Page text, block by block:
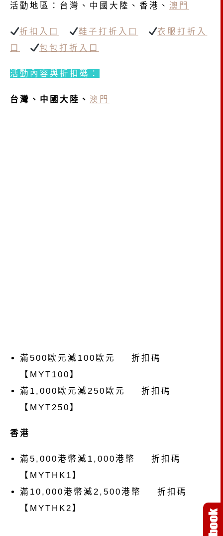
活動地區：台灣、中國大陸、香港、 澳門
折扣入口 鞋子打折入口
衣服打折入
口
包包打折入口
活動內容與折扣碼：
台灣、中國大陸、 澳門
滿500歐元減100歐元 折扣碼
【MYT100】
滿1,000歐元減250歐元 折扣碼
【MYT250】
香港
滿5,000港幣減1,000港幣 折扣碼
【MYTHK1】
滿10,000港幣減2,500港幣 折扣碼
【MYTHK2】